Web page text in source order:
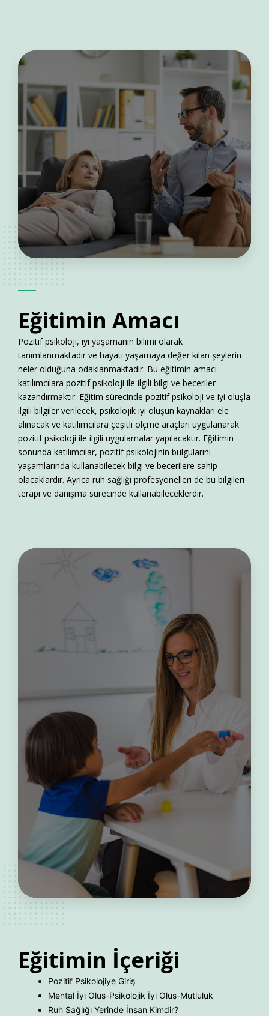
Eğitimin Amacı
Pozitif psikoloji, iyi yaşamanın bilimi olarak
tanımlanmaktadır ve hayatı yaşamaya değer kılan şeylerin
neler olduğuna odaklanmaktadır. Bu eğitimin amacı
katılımcılara pozitif psikoloji ile ilgili bilgi ve beceriler
kazandırmaktır. Eğitim sürecinde pozitif psikoloji ve iyi oluşla
ilgili bilgiler verilecek, psikolojik iyi oluşun kaynakları ele
alınacak ve katılımcılara çeşitli ölçme araçları uygulanarak
pozitif psikoloji ile ilgili uygulamalar yapılacaktır. Eğitimin
sonunda katılımcılar, pozitif psikolojinin bulgularını
yaşamlarında kullanabilecek bilgi ve becerilere sahip
olacaklardır. Ayrıca ruh sağlığı profesyonelleri de bu bilgileri
terapi ve danışma sürecinde kullanabileceklerdir.
Eğitimin İçeriği
Pozitif Psikolojiye Giriş
Mental İyi Oluş-Psikolojik İyi Oluş-Mutluluk
Ruh Sağlığı Yerinde İnsan Kimdir?